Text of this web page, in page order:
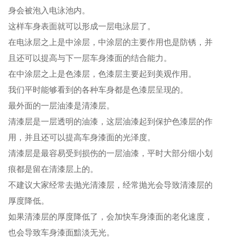
身会被泡入电泳池内。
这样车身表面就可以形成一层电泳层了。
在电泳层之上是中涂层，中涂层的主要作用也是防锈，并
且还可以提高与下一层车身漆面的结合能力。
在中涂层之上是色漆层，色漆层主要起到美观作用。
我们平时能够看到的各种车身都是色漆层呈现的。
最外面的一层油漆是清漆层。
清漆层是一层透明的油漆，这层油漆起到保护色漆层的作
用，并且还可以提高车身漆面的光泽度。
清漆层是最容易受到损伤的一层油漆，平时大部分细小划
痕都是留在清漆层上的。
不建议大家经常去抛光清漆层，经常抛光会导致清漆层的
厚度降低。
如果清漆层的厚度降低了，会加快车身漆面的老化速度，
也会导致车身漆面黯淡无光。